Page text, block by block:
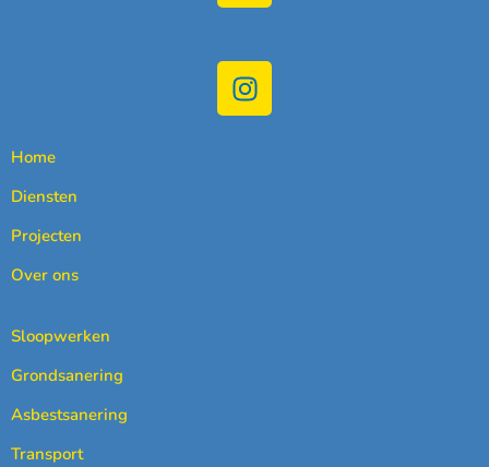
Home
Diensten
Projecten
Over ons
Sloopwerken
Grondsanering
Asbestsanering
Transport